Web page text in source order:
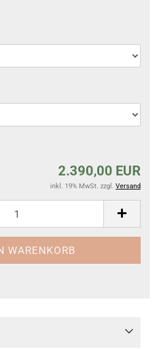
2.390,00 EUR
inkl. 19% MwSt. zzgl. Versand